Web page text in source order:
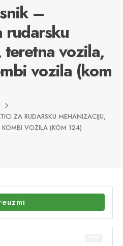
–
rudarsku
vozila,
vozila (kom
ZA RUDARSKU MEHANIZACIJU,
KOMBI VOZILA (KOM 124)